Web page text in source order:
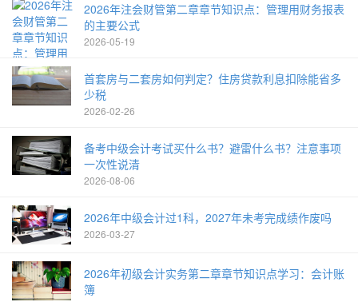
2026年注会财管第二章章节知识点：管理用财务报表
的主要公式
2026-05-19
首套房与二套房如何判定？住房贷款利息扣除能省多
少税
2026-02-26
备考中级会计考试买什么书？避雷什么书？注意事项
一次性说清
2026-08-06
2026年中级会计过1科，2027年未考完成绩作废吗
2026-03-27
2026年初级会计实务第二章章节知识点学习：会计账
簿